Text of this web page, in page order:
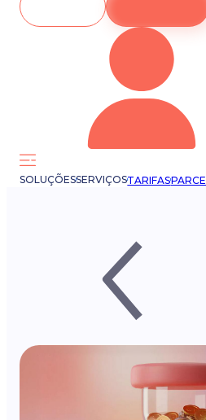
SOLUÇÕESSERVIÇOSTARIFAS